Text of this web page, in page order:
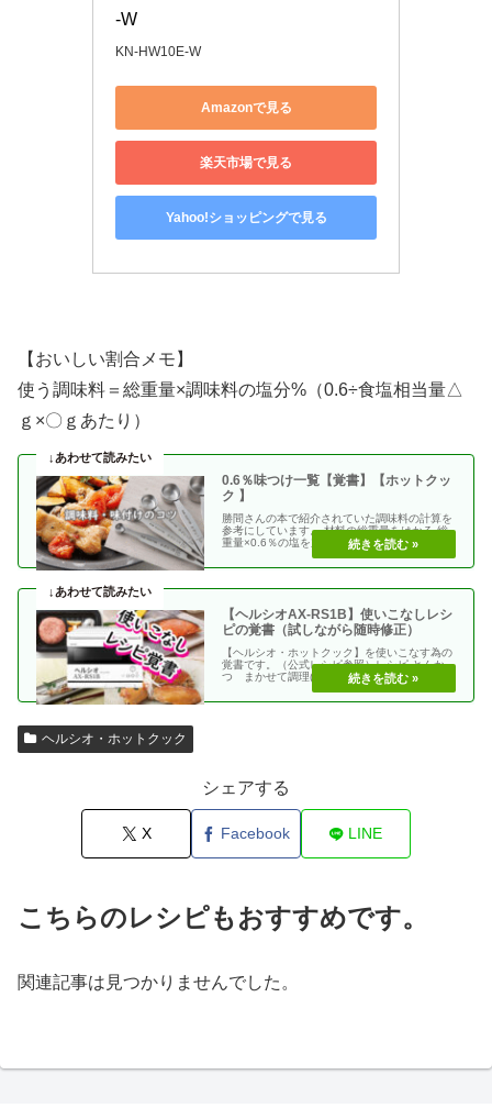
-W
KN-HW10E-W
Amazonで見る
楽天市場で見る
Yahoo!ショッピングで見る
【おいしい割合メモ】
使う調味料＝総重量×調味料の塩分%（0.6÷食塩相当量△
ｇ×〇ｇあたり）
0.6％味つけ一覧【覚書】【ホットクッ
ク 】
勝間さんの本で紹介されていた調味料の計算を
参考にしています。 材料の総重量をはかる 総
重量×0.6％の塩を加える 使う調味料＝（総重
【ヘルシオAX-RS1B】使いこなしレシ
ピの覚書（試しながら随時修正）
【ヘルシオ・ホットクック】を使いこなす為の
覚書です。（公式レシピ参照）レシピ とんか
つ まかせて調理(網焼き・揚げる) エビフラ
ヘルシオ・ホットクック
シェアする
X Facebook LINE
こちらのレシピもおすすめです。
関連記事は見つかりませんでした。